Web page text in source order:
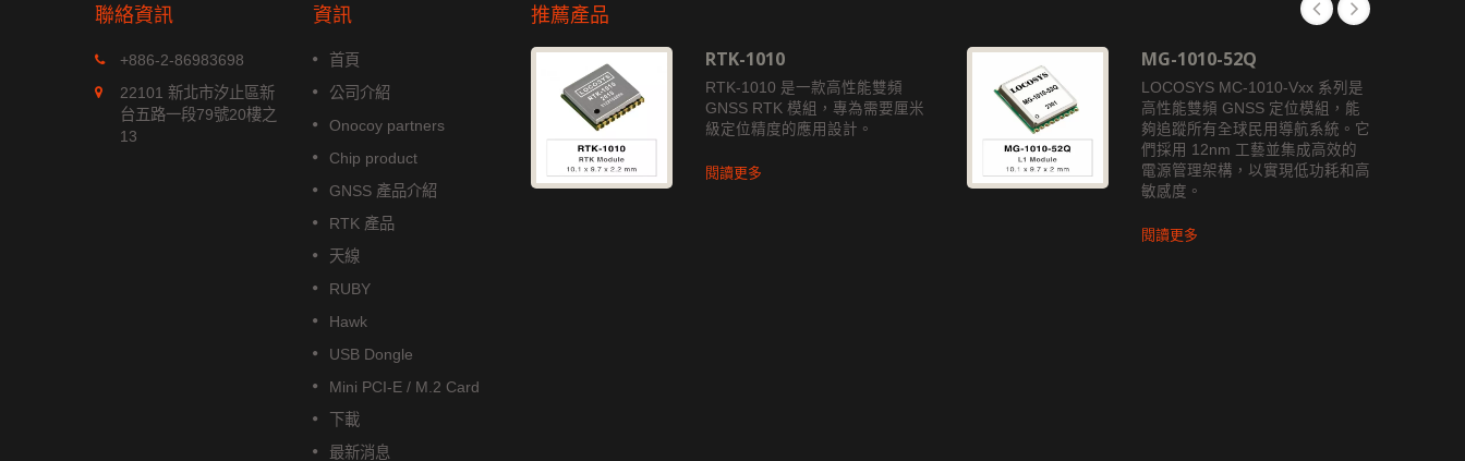
聯絡資訊
+886-2-86983698
22101 新北市汐止區新
台五路一段79號20樓之
13
資訊
首頁
公司介紹
Onocoy partners
Chip product
GNSS 產品介紹
RTK 產品
天線
RUBY
Hawk
USB Dongle
Mini PCI-E / M.2 Card
下載
最新消息
推薦產品
MGS-1513-52Q
MGS-1513-52Q 是一款完整的獨
立多頻 GNSS 智能天線模組，包
含嵌入式貼片天線和基於 Airoha
AG3352Q 平台的 GNSS 接收電
RTK-1010
RTK-1010 是一款高性能雙頻
GNSS RTK 模組，專為需要厘米
級定位精度的應用設計。
閱讀更多
MG-1010-52Q
LOCOSYS MC-1010-Vxx 系列是
高性能雙頻 GNSS 定位模組，能
夠追蹤所有全球民用導航系統。它
們採用 12nm 工藝並集成高效的
電源管理架構，以實現低功耗和高
敏感度。
閱讀更多